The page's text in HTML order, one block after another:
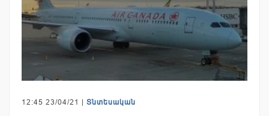
12:45 23/04/21 | Տնտեսական